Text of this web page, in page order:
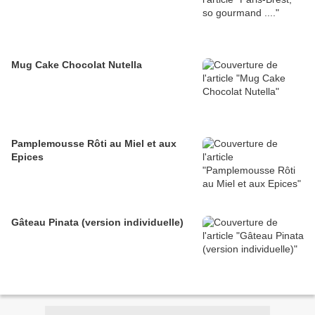
Mug Cake Chocolat Nutella
Pamplemousse Rôti au Miel et aux
Epices
Gâteau Pinata (version individuelle)